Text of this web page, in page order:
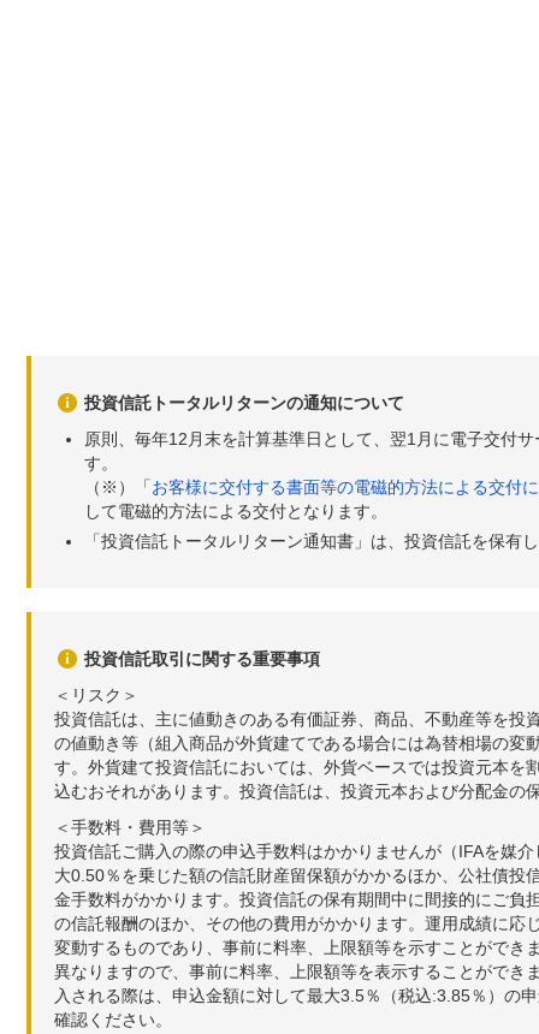
投資信託トータルリターンの通知について
原則、毎年12月末を計算基準日として、翌1月に電子交付
す。
（※）「お客様に交付する書面等の電磁的方法による交付
して電磁的方法による交付となります。
「投資信託トータルリターン通知書」は、投資信託を保有
投資信託取引に関する重要事項
＜リスク＞
投資信託は、主に値動きのある有価証券、商品、不動産等を
の値動き等（組入商品が外貨建てである場合には為替相場の
す。外貨建て投資信託においては、外貨ベースでは投資元本
込むおそれがあります。投資信託は、投資元本および分配金の
＜手数料・費用等＞
投資信託ご購入の際の申込手数料はかかりませんが（IFAを媒
大0.50％を乗じた額の信託財産留保額がかかるほか、公社債
金手数料がかかります。投資信託の保有期間中に間接的にご
の信託報酬のほか、その他の費用がかかります。運用成績に
変動するものであり、事前に料率、上限額等を示すことがで
異なりますので、事前に料率、上限額等を表示することがで
入される際は、申込金額に対して最大3.5％（税込:3.85％）の
確認ください。